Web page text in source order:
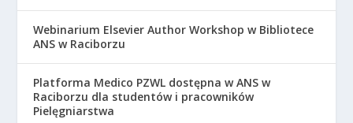
Webinarium Elsevier Author Workshop w Bibliotece
ANS w Raciborzu
Platforma Medico PZWL dostępna w ANS w
Raciborzu dla studentów i pracowników
Pielęgniarstwa